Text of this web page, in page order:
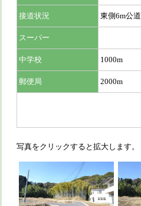
接道状況 東側6m公道
スーパー
中学校 1000m
郵便局 2000m
写真をクリックすると拡大します。